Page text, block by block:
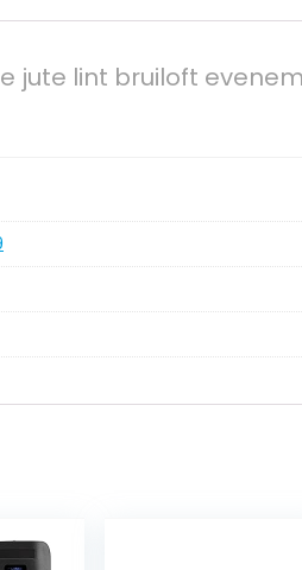
jute lint bruiloft